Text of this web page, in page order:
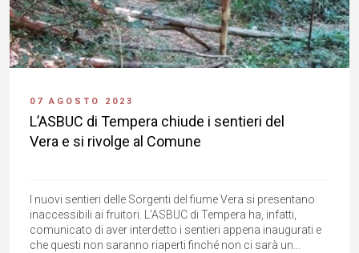
07 AGOSTO 2023
L’ASBUC di Tempera chiude i sentieri del
Vera e si rivolge al Comune
I nuovi sentieri delle Sorgenti del fiume Vera si presentano
inaccessibili ai fruitori. L'ASBUC di Tempera ha, infatti,
comunicato di aver interdetto i sentieri appena inaugurati e
che questi non saranno riaperti finché non ci sarà un...